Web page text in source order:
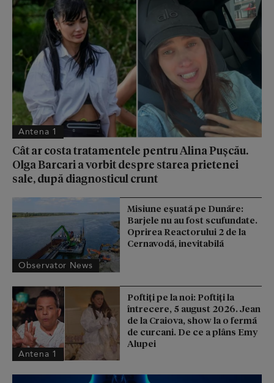
Antena 1
Cât ar costa tratamentele pentru Alina Pușcău.
Olga Barcari a vorbit despre starea prietenei
sale, după diagnosticul crunt
Observator News
Misiune eșuată pe Dunăre:
Barjele nu au fost scufundate.
Oprirea Reactorului 2 de la
Cernavodă, inevitabilă
Antena 1
Poftiți pe la noi: Poftiți la
întrecere, 5 august 2026. Jean
de la Craiova, show la o fermă
de curcani. De ce a plâns Emy
Alupei